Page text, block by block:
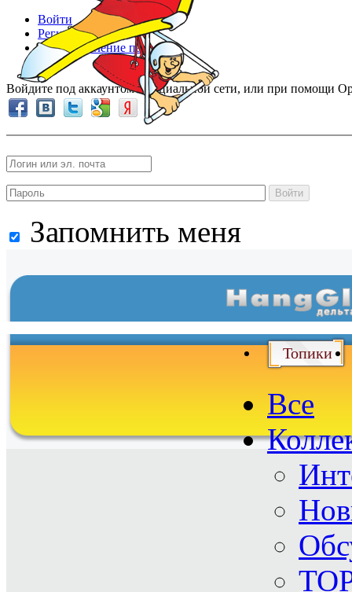
Войти
Регистрация
Восстановление пароля
Войдите под аккаунтом в социальной сети, или при помощи
Войти
Запомнить меня
Войти
Топики
Все